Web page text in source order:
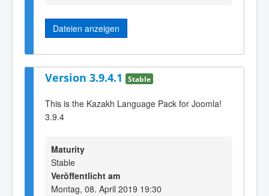
Dateien anzeigen
Version 3.9.4.1 Stable
This is the Kazakh Language Pack for Joomla!
3.9.4
Maturity
Stable
Veröffentlicht am
Montag, 08. April 2019 19:30